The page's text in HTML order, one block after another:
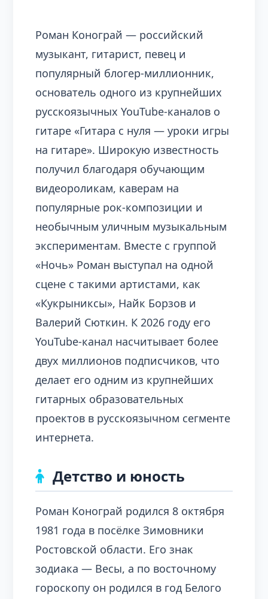
Роман Конограй — российский
музыкант, гитарист, певец и
популярный блогер-миллионник,
основатель одного из крупнейших
русскоязычных YouTube-каналов о
гитаре «Гитара с нуля — уроки игры
на гитаре». Широкую известность
получил благодаря обучающим
видеороликам, каверам на
популярные рок-композиции и
необычным уличным музыкальным
экспериментам. Вместе с группой
«Ночь» Роман выступал на одной
сцене с такими артистами, как
«Кукрыниксы», Найк Борзов и
Валерий Сюткин. К 2026 году его
YouTube-канал насчитывает более
двух миллионов подписчиков, что
делает его одним из крупнейших
гитарных образовательных
проектов в русскоязычном сегменте
интернета.
Детство и юность
Роман Конограй родился 8 октября
1981 года в посёлке Зимовники
Ростовской области. Его знак
зодиака — Весы, а по восточному
гороскопу он родился в год Белого